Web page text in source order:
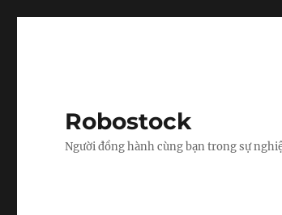
Robostock
Người đồng hành cùng bạn trong sự